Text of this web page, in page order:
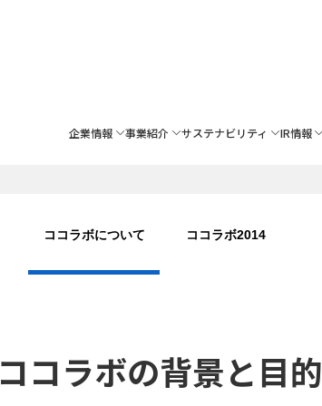
企業情報 事業紹介 サステナビリティ IR情報
ココラボについて ココラボ2014
ココラボの背景と目的